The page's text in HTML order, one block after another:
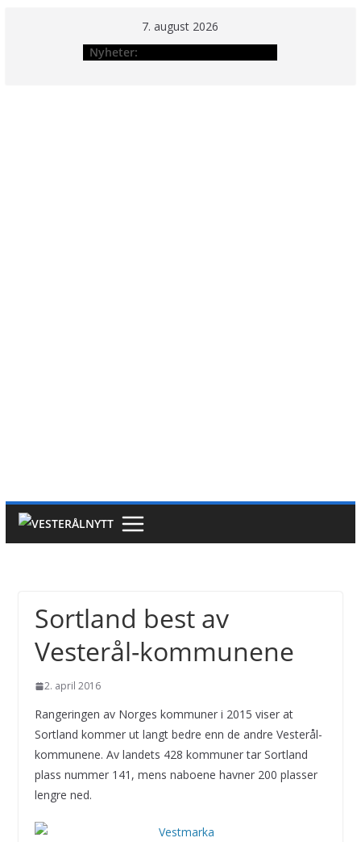
7. august 2026
Nyheter:
Sortland best av
Vesterål-kommunene
2. april 2016
Rangeringen av Norges kommuner i 2015 viser at
Sortland kommer ut langt bedre enn de andre Vesterål-
kommunene. Av landets 428 kommuner tar Sortland
plass nummer 141, mens naboene havner 200 plasser
lengre ned.